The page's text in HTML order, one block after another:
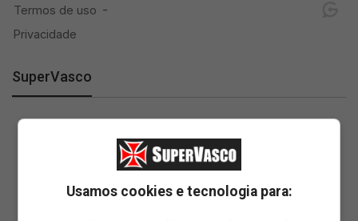
SuperVasco
Usamos cookies e tecnologia para: